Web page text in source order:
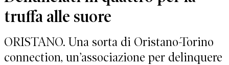
truffa alle suore
ORISTANO. Una sorta di Oristano-Torino
connection, un’associazione per delinquere